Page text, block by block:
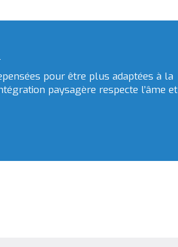
pour être plus adaptées à la
paysagère respecte l’âme et